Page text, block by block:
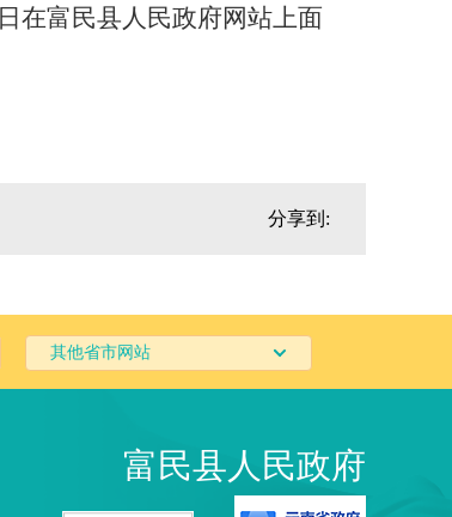
日在富民县人民政府网站上面
分享到:
其他省市网站
富民县人民政府